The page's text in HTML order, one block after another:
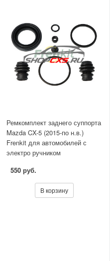
Ремкомплект заднего суппорта
Mazda CX-5 (2015-по н.в.)
Frenkit для автомобилей с
электро ручником
550 руб.
В корзину